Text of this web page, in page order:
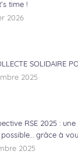
time !
2026
SOLIDAIRE
2025
RSE 2025 :
grâce à
2025